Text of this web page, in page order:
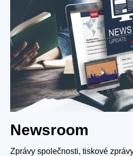
Newsroom
Zprávy společnosti, tiskové